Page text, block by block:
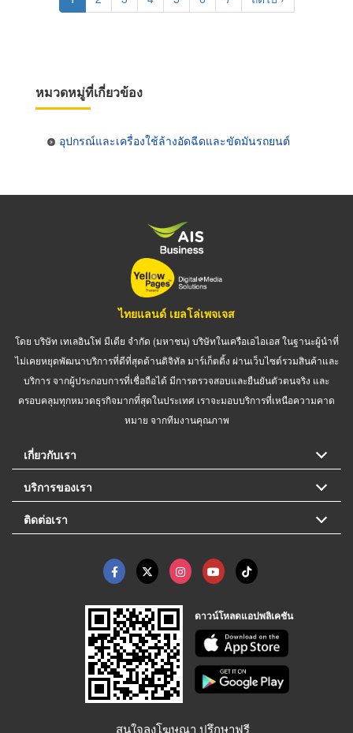
page
page
หมวดหมู่ที่เกี่ยวข้อง
อุปกรณ์และเครื่องใช้ล้างอัดฉีดและขัดมันรถยนต์
ไทยแลนด์ เยลโล่เพจเจส
โดย บริษัท เทเลอินโฟ มีเดีย จำกัด (มหาชน) บริษัทในเครือเอไอเอส ในฐานะผู้นำที่
ไม่เคยหยุดพัฒนาบริการที่ดีที่สุดด้านดิจิทัล มาร์เก็ตติ้ง ผ่านเว็บไซต์รวมสินค้าและ
บริการ จากผู้ประกอบการที่เชื่อถือได้ มีการตรวจสอบและยืนยันตัวตนจริง และ
ครอบคลุมทุกหมวดธุรกิจมากที่สุดในประเทศ เราจะมอบบริการที่เหนือความคาด
หมาย จากทีมงานคุณภาพ
เกี่ยวกับเรา
บริการของเรา
ติดต่อเรา
ดาวน์โหลดแอปพลิเคชัน
สนใจลงโฆษณา ปรึกษาฟรี